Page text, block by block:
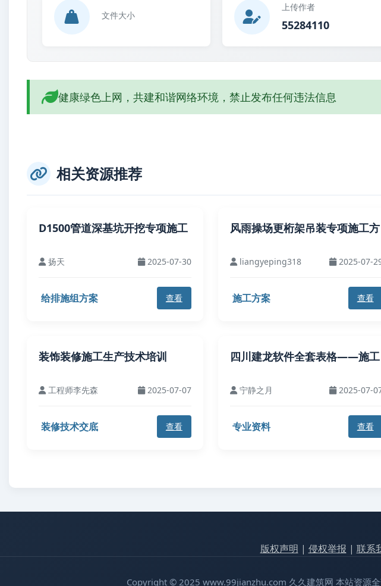
文件大小
上传作者
55284110
健康绿色上网，共建和谐网络环境，禁止发布任何违法信息
相关资源推荐
D1500管道深基坑开挖专项施工
扬天 2025-07-30
给排施组方案 查看
风雨操场更桁架吊装专项施工方
liangyeping318 2025-07-
施工方案 查看
装饰装修施工生产技术培训
工程师李先森 2025-07-07
装修技术交底 查看
四川建龙软件全套表格——施工
宁静之月 2025-07-
专业资料 查看
版权声明 | 侵权举报 | 联系
Copyright © 2025 www.99jianzhu.com 久久建筑网 本站资源全